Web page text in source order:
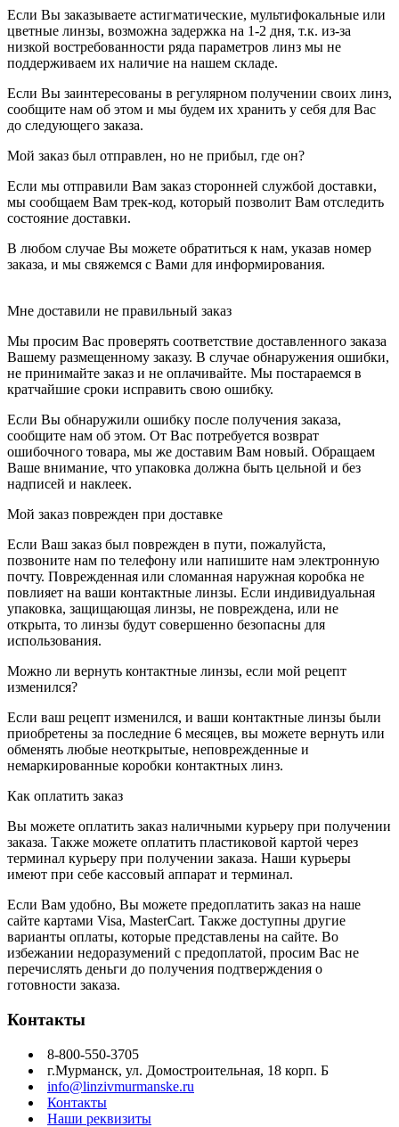
Если Вы заказываете астигматические, мультифокальные или
цветные линзы, возможна задержка на 1-2 дня, т.к. из-за
низкой востребованности ряда параметров линз мы не
поддерживаем их наличие на нашем складе.
Если Вы заинтересованы в регулярном получении своих линз,
сообщите нам об этом и мы будем их хранить у себя для Вас
до следующего заказа.
Мой заказ был отправлен, но не прибыл, где он?
Если мы отправили Вам заказ сторонней службой доставки,
мы сообщаем Вам трек-код, который позволит Вам отследить
состояние доставки.
В любом случае Вы можете обратиться к нам, указав номер
заказа, и мы свяжемся с Вами для информирования.
Мне доставили не правильный заказ
Мы просим Вас проверять соответствие доставленного заказа
Вашему размещенному заказу. В случае обнаружения ошибки,
не принимайте заказ и не оплачивайте. Мы постараемся в
кратчайшие сроки исправить свою ошибку.
Если Вы обнаружили ошибку после получения заказа,
сообщите нам об этом. От Вас потребуется возврат
ошибочного товара, мы же доставим Вам новый. Обращаем
Ваше внимание, что упаковка должна быть цельной и без
надписей и наклеек.
Мой заказ поврежден при доставке
Если Ваш заказ был поврежден в пути, пожалуйста,
позвоните нам по телефону или напишите нам электронную
почту. Поврежденная или сломанная наружная коробка не
повлияет на ваши контактные линзы. Если индивидуальная
упаковка, защищающая линзы, не повреждена, или не
открыта, то линзы будут совершенно безопасны для
использования.
Можно ли вернуть контактные линзы, если мой рецепт
изменился?
Если ваш рецепт изменился, и ваши контактные линзы были
приобретены за последние 6 месяцев, вы можете вернуть или
обменять любые неоткрытые, неповрежденные и
немаркированные коробки контактных линз.
Как оплатить заказ
Вы можете оплатить заказ наличными курьеру при получении
заказа. Также можете оплатить пластиковой картой через
терминал курьеру при получении заказа. Наши курьеры
имеют при себе кассовый аппарат и терминал.
Если Вам удобно, Вы можете предоплатить заказ на наше
сайте картами Visa, MasterCart. Также доступны другие
варианты оплаты, которые представлены на сайте. Во
избежании недоразумений с предоплатой, просим Вас не
перечислять деньги до получения подтверждения о
готовности заказа.
Контакты
8-800-550-3705
г.Мурманск, ул. Домостроительная, 18 корп. Б
info@linzivmurmanske.ru
Контакты
Наши реквизиты